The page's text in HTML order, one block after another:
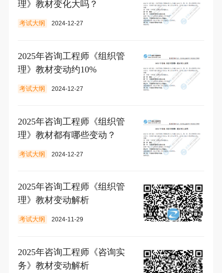
理》教材变化大吗？
考试大纲 2024-12-27
2025年咨询工程师《组织管
理》教材变动约10%
考试大纲 2024-12-27
2025年咨询工程师《组织管
理》教材都有哪些变动？
考试大纲 2024-12-27
2025年咨询工程师《组织管
理》教材变动解析
考试大纲 2024-11-29
2025年咨询工程师《咨询实
务》教材变动解析